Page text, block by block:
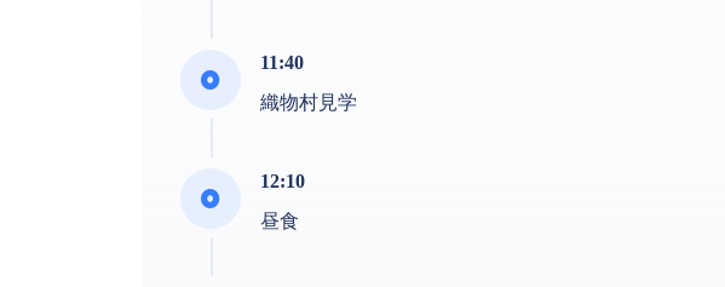
11:40
織物村見学
12:10
昼食